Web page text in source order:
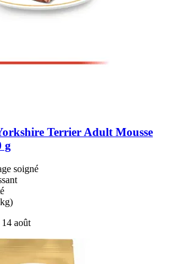
Terrier Adult Mousse
g
soigné
août